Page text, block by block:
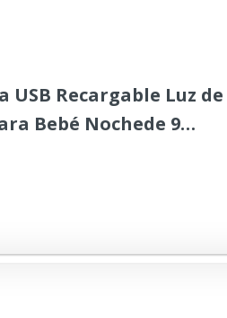
Recargable Luz de
Bebé Nochede 9